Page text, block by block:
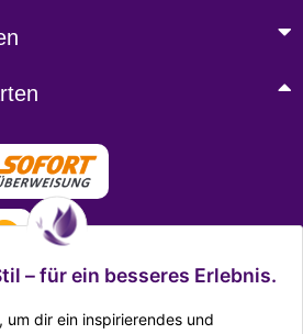
– für ein besseres Erlebnis.
um dir ein inspirierendes und